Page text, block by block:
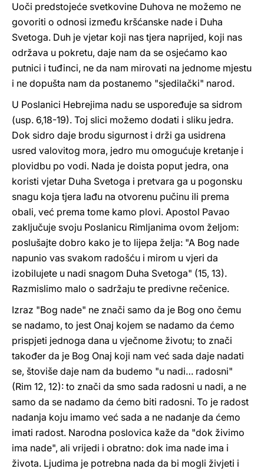
Uoči predstojeće svetkovine Duhova ne možemo ne
govoriti o odnosi između kršćanske nade i Duha
Svetoga. Duh je vjetar koji nas tjera naprijed, koji nas
održava u pokretu, daje nam da se osjećamo kao
putnici i tuđinci, ne da nam mirovati na jednome mjestu
i ne dopušta nam da postanemo "sjedilački" narod.
U Poslanici Hebrejima nadu se uspoređuje sa sidrom
(usp. 6,18-19). Toj slici možemo dodati i sliku jedra.
Dok sidro daje brodu sigurnost i drži ga usidrena
usred valovitog mora, jedro mu omogućuje kretanje i
plovidbu po vodi. Nada je doista poput jedra, ona
koristi vjetar Duha Svetoga i pretvara ga u pogonsku
snagu koja tjera lađu na otvorenu pučinu ili prema
obali, već prema tome kamo plovi. Apostol Pavao
zaključuje svoju Poslanicu Rimljanima ovom željom:
poslušajte dobro kako je to lijepa želja: "A Bog nade
napunio vas svakom radošću i mirom u vjeri da
izobilujete u nadi snagom Duha Svetoga" (15, 13).
Razmislimo malo o sadržaju te predivne rečenice.
Izraz "Bog nade" ne znači samo da je Bog ono čemu
se nadamo, to jest Onaj kojem se nadamo da ćemo
prispjeti jednoga dana u vječnome životu; to znači
također da je Bog Onaj koji nam već sada daje nadati
se, štoviše daje nam da budemo "u nadi… radosni"
(Rim 12, 12): to znači da smo sada radosni u nadi, a ne
samo da se nadamo da ćemo biti radosni. To je radost
nadanja koju imamo već sada a ne nadanje da ćemo
imati radost. Narodna poslovica kaže da "dok živimo
ima nade", ali vrijedi i obratno: dok ima nade ima i
života. Ljudima je potrebna nada da bi mogli živjeti i